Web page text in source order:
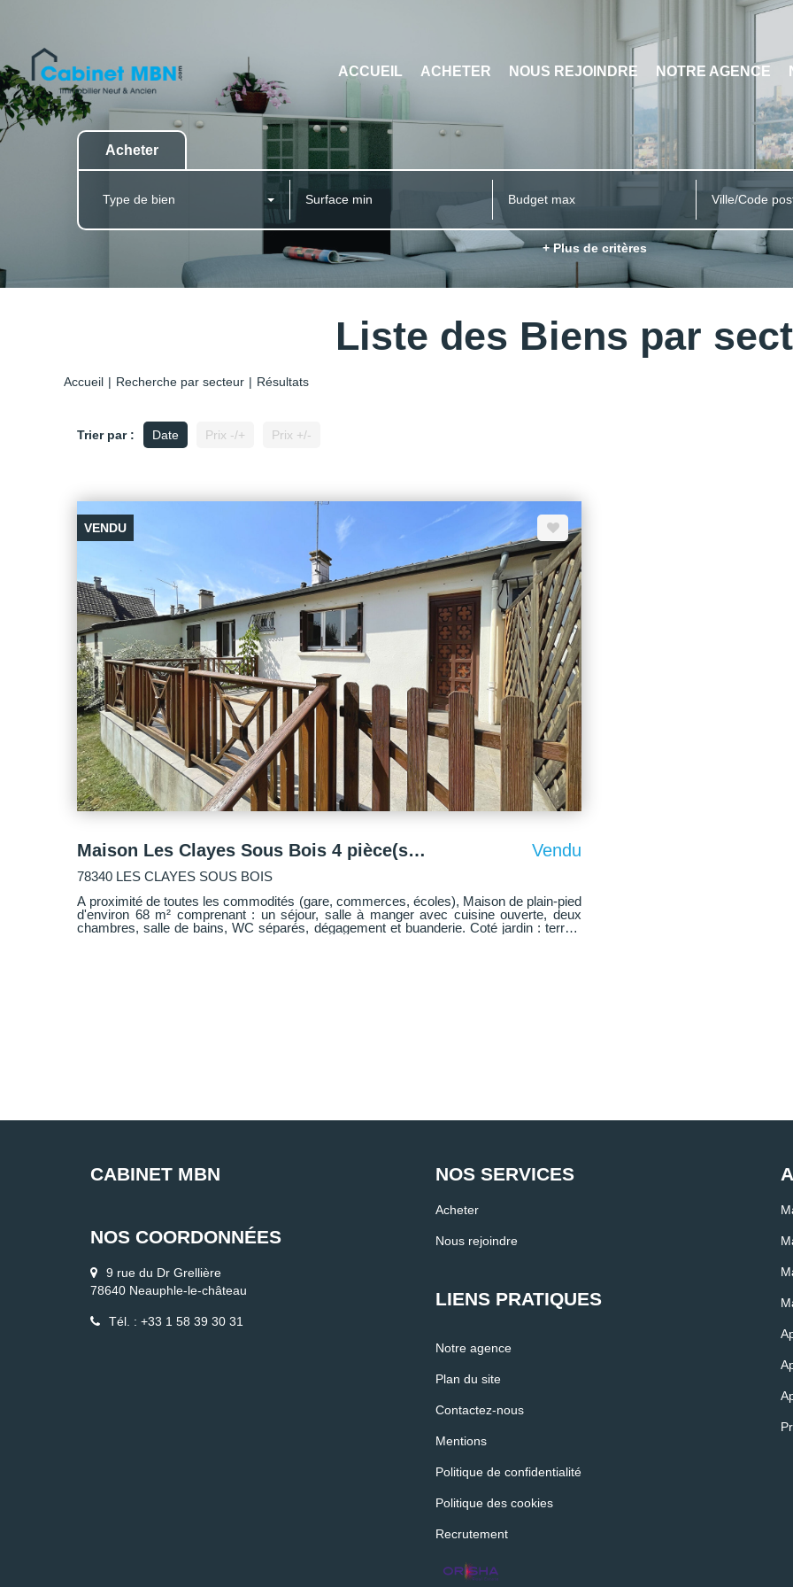
ACCUEIL ACHETER NOUS REJOINDRE NOTRE AGENCE
Acheter
Type de bien Ville/Code
+ Plus de critères
Liste des Biens par
Accueil Recherche par secteur Résultats
Trier par : Date Prix -/+ Prix +/-
VENDU
Maison Les Clayes Sous Bois 4 pièce(s) 68 m2 Vendu
78340 LES CLAYES SOUS BOIS
A proximité de toutes les commodités (gare, commerces, écoles), Maison de plain-pied
d'environ 68 m² comprenant : un séjour, salle à manger avec cuisine ouverte, deux
chambres, salle de bains, WC séparés, dégagement et buanderie. Coté jardin : terrain
CABINET MBN
NOS COORDONNÉES
9 rue du Dr Grellière
78640 Neauphle-le-château
Tél. : +33 1 58 39 30 31
NOS SERVICES
Acheter
Nous rejoindre
LIENS PRATIQUES
Notre agence
Plan du site
Contactez-nous
Mentions
Politique de confidentialité
Politique des cookies
Recrutement